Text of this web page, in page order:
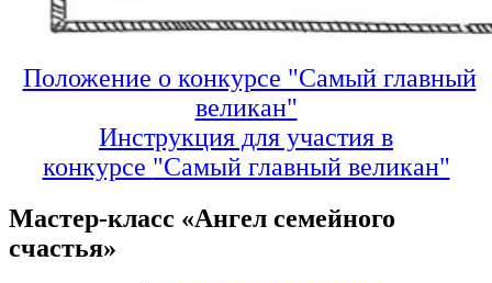
Положение о конкурсе "Самый главный
великан"
Инструкция для участия в
конкурсе "Самый главный великан"
Мастер-класс «Ангел семейного
счастья»